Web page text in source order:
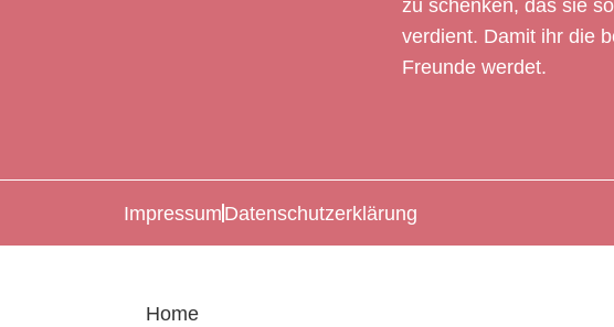
zu schenken, das sie
verdient. Damit ihr die
Freunde werdet.
Impressum Datenschutzerklärung
Home